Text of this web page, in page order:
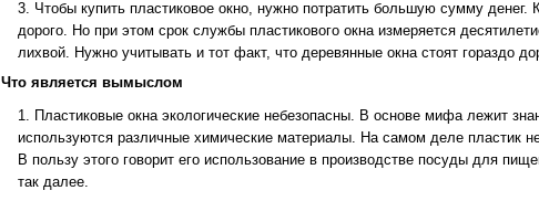
Чтобы купить пластиковое окно, нужно потратить большую сумму денег.
дорого. Но при этом срок службы пластикового окна измеряется
лихвой. Нужно учитывать и тот факт, что деревянные окна стоят гораздо
Что является вымыслом
Пластиковые окна экологические небезопасны. В основе мифа лежит
используются различные химические материалы. На самом деле пластик
В пользу этого говорит его использование в производстве посуды для
так далее.